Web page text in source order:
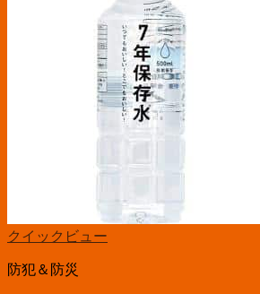
クイックビュー
防犯＆防災